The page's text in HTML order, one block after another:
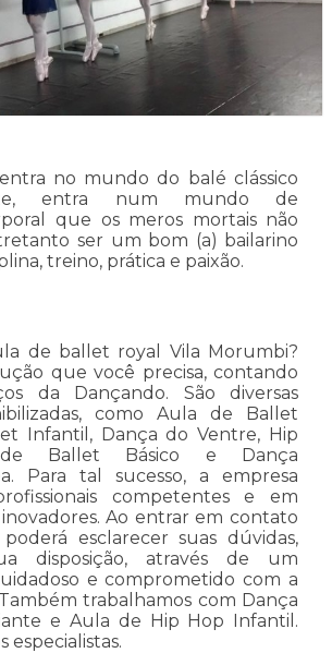
no mundo do balé clássico
entra num mundo de
que os meros mortais não
ser um bom (a) bailarino
treino, prática e paixão.
de ballet royal Vila Morumbi?
que você precisa, contando
da Dançando. São diversas
como Aula de Ballet
Infantil, Dança do Ventre, Hip
Ballet Básico e Dança
Para tal sucesso, a empresa
competentes e em
Ao entrar em contato
esclarecer suas dúvidas,
disposição, através de um
e comprometido com a
trabalhamos com Dança
e Aula de Hip Hop Infantil.
especialistas.